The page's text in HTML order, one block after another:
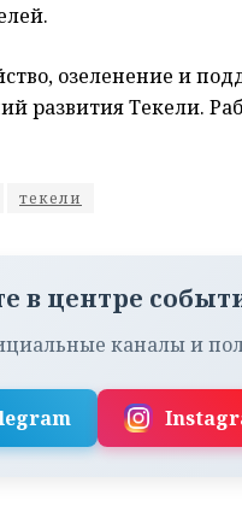
озеленение и
развития Текели.
текели
в центре
каналы и